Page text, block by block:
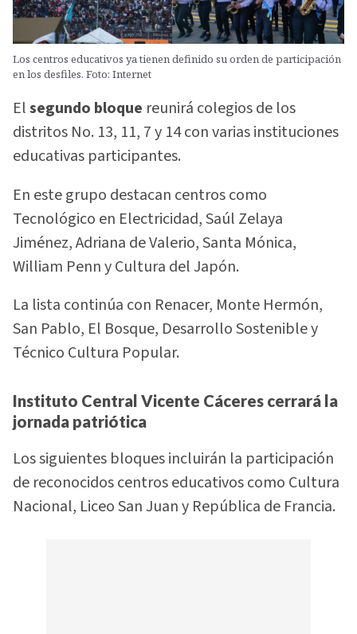
Los centros educativos ya tienen definido su orden de participación
en los desfiles. Foto: Internet
Elsegundo bloque reunirá colegios de los
distritos No. 13, 11, 7 y 14 con varias instituciones
educativas participantes.
En este grupo destacan centros como
Tecnológico en Electricidad, Saúl Zelaya
Jiménez, Adriana de Valerio, Santa Mónica,
William Penn y Cultura del Japón.
La lista continúa con Renacer, Monte Hermón,
San Pablo, El Bosque, Desarrollo Sostenible y
Técnico Cultura Popular.
Instituto Central Vicente Cáceres cerrará la
jornada patriótica
Los siguientes bloques incluirán la participación
de reconocidos centros educativos como Cultura
Nacional, Liceo San Juan y República de Francia.